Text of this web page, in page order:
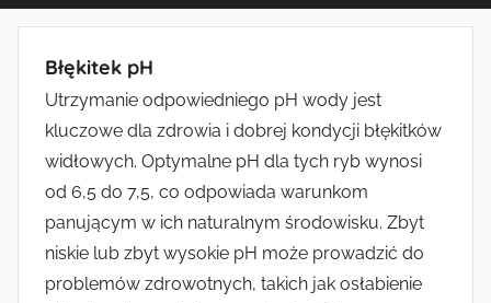
Błękitek pH
Utrzymanie odpowiedniego pH wody jest
kluczowe dla zdrowia i dobrej kondycji błękitków
widłowych. Optymalne pH dla tych ryb wynosi
od 6,5 do 7,5, co odpowiada warunkom
panującym w ich naturalnym środowisku. Zbyt
niskie lub zbyt wysokie pH może prowadzić do
problemów zdrowotnych, takich jak osłabienie